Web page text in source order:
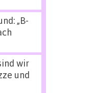
„B-
wir
und